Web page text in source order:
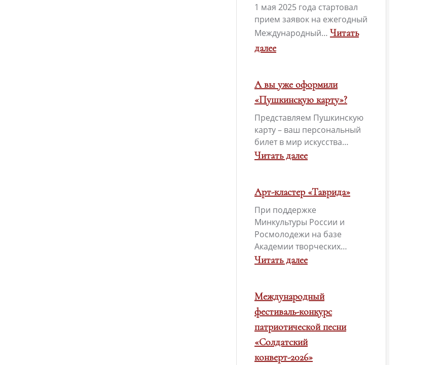
1 мая 2025 года стартовал
прием заявок на ежегодный
Международный… Читать
далее
Открыт
прием
заявок
на
Международный
молодежный
антикоррупционной
рекламы
«Вместе
против
коррупции!»
А вы уже оформили
«Пушкинскую карту»?
Представляем Пушкинскую
карту – ваш персональный
билет в мир искусства…
Читать далее
А
вы
уже
оформили
«Пушкинскую
карту»?
Арт-кластер «Таврида»
При поддержке
Минкультуры России и
Росмолодежи на базе
Академии творческих…
Читать далее
Арт-
кластер
«Таврида»
Международный
фестиваль-конкурс
патриотической песни
«Солдатский
конверт-2026»